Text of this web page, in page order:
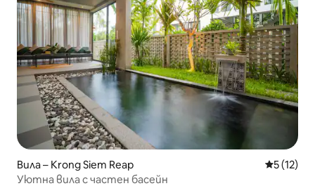
Вила – Krong Siem Reap Средна
5 (12)
Уютна вила с частен басейн